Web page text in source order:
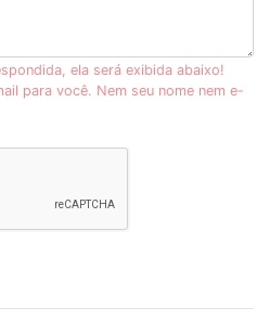
ela será exibida abaixo!
para você. Nem seu nome nem e-